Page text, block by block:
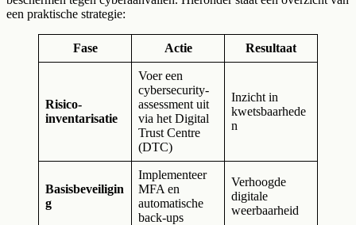
een praktische strategie:
Fase Actie Resultaat
Risico-
inventarisatie
Voer een
cybersecurity-
assessment uit
via het Digital
Trust Centre
(DTC)
Inzicht in
kwetsbaarhede
n
Basisbeveiligin
g
Implementeer
MFA en
automatische
back-ups
Verhoogde
digitale
weerbaarheid